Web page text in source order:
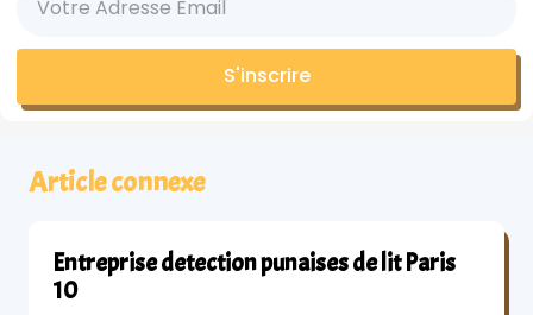
S'inscrire
Article connexe
Entreprise detection punaises de lit Paris
10